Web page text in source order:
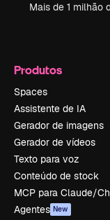
Mais de 1 milhão
Produtos
Spaces
Assistente de IA
Gerador de imagens
Gerador de vídeos
Texto para voz
Conteúdo de stock
MCP para Claude/
Agentes New